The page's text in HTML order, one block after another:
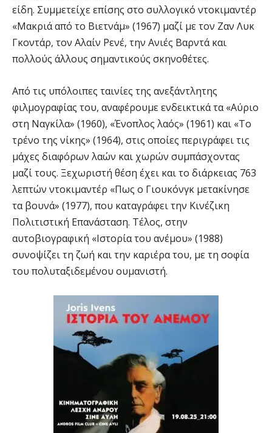
είδη. Συμμετείχε επίσης στο συλλογικό ντοκιμαντέρ
«Μακριά από το Βιετνάμ» (1967) μαζί με τον Ζαν Λυκ
Γκοντάρ, τον Αλαίν Ρενέ, την Ανιές Βαρντά και
πολλούς άλλους σημαντικούς σκηνοθέτες.
Από τις υπόλοιπες ταινίες της ανεξάντλητης
φιλμογραφίας του, αναφέρουμε ενδεικτικά τα «Αύριο
στη Ναγκίλα» (1960), «Ένοπλος λαός» (1961) και «Το
τρένο της νίκης» (1964), στις οποίες περιγράφει τις
μάχες διαφόρων λαών και χωρών συμπάσχοντας
μαζί τους. Ξεχωριστή θέση έχει και το διάρκειας 763
λεπτών ντοκιμαντέρ «Πως ο Γιουκόνγκ μετακίνησε
τα βουνά» (1977), που καταγράφει την Κινέζικη
Πολιτιστική Επανάσταση. Τέλος, στην
αυτοβιογραφική «Ιστορία του ανέμου» (1988)
συνοψίζει τη ζωή και την καριέρα του, με τη σοφία
του πολυταξιδεμένου ουμανιστή.